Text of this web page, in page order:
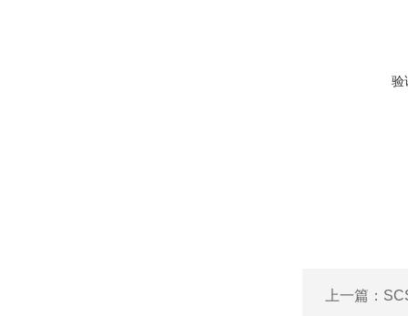
验
上一篇：